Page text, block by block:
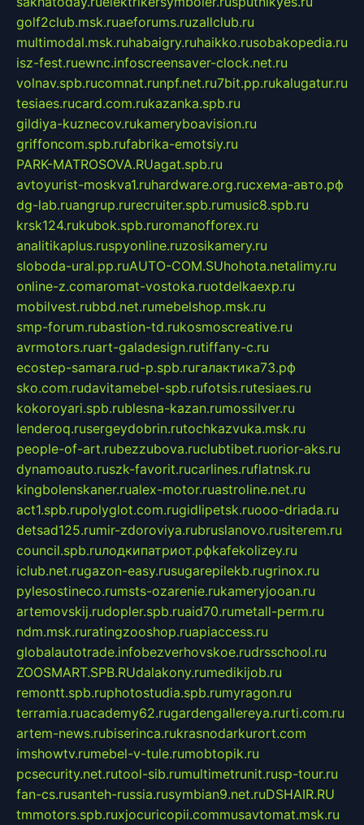
golf2club.msk.ruaeforums.ruzallclub.ru
multimodal.msk.ruhabaigry.ruhaikko.rusobakopedia.ru
isz-fest.ruewnc.infoscreensaver-clock.net.ru
volnav.spb.rucomnat.runpf.net.ru7bit.pp.rukalugatur.ru
tesiaes.rucard.com.rukazanka.spb.ru
gildiya-kuznecov.rukameryboavision.ru
griffoncom.spb.rufabrika-emotsiy.ru
PARK-MATROSOVA.RUagat.spb.ru
avtoyurist-moskva1.ruhardware.org.ruсхема-авто.рф
dg-lab.ruangrup.rurecruiter.spb.rumusic8.spb.ru
krsk124.rukubok.spb.ruromanofforex.ru
analitikaplus.ruspyonline.ruzosikamery.ru
sloboda-ural.pp.ruAUTO-COM.SUhohota.netalimy.ru
online-z.comaromat-vostoka.ruotdelkaexp.ru
mobilvest.rubbd.net.rumebelshop.msk.ru
smp-forum.rubastion-td.rukosmoscreative.ru
avrmotors.ruart-galadesign.rutiffany-c.ru
ecostep-samara.rud-p.spb.ruгалактика73.рф
sko.com.rudavitamebel-spb.rufotsis.rutesiaes.ru
kokoroyari.spb.rublesna-kazan.rumossilver.ru
lenderoq.rusergeydobrin.rutochkazvuka.msk.ru
people-of-art.rubezzubova.ruclubtibet.ruorior-aks.ru
dynamoauto.ruszk-favorit.rucarlines.ruflatnsk.ru
kingbolenskaner.rualex-motor.ruastroline.net.ru
act1.spb.rupolyglot.com.rugidlipetsk.ruooo-driada.ru
detsad125.rumir-zdoroviya.rubruslanovo.rusiterem.ru
council.spb.ruлодкипатриот.рфkafekolizey.ru
iclub.net.rugazon-easy.rusugarepilekb.rugrinox.ru
pylesostineco.rumsts-ozarenie.rukameryjooan.ru
artemovskij.rudopler.spb.ruaid70.rumetall-perm.ru
ndm.msk.ruratingzooshop.ruapiaccess.ru
globalautotrade.infobezverhovskoe.rudrsschool.ru
ZOOSMART.SPB.RUdalakony.rumedikijob.ru
remontt.spb.ruphotostudia.spb.rumyragon.ru
terramia.ruacademy62.rugardengallereya.rurti.com.ru
artem-news.rubiserinca.rukrasnodarkurort.com
imshowtv.rumebel-v-tule.rumobtopik.ru
pcsecurity.net.rutool-sib.rumultimetrunit.rusp-tour.ru
fan-cs.rusanteh-russia.rusymbian9.net.ruDSHAIR.RU
tmmotors.spb.ruxjocuricopii.commusavtomat.msk.ru